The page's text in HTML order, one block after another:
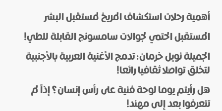
Name
*
أهمية رحلات استكشاف المريخ لمستقبل البشر
المستقبل الحتمي لجوالات سامسونج القابلة للطي!
الجميلة نويل خرمان: تدمج الأغنية العربية بالأجنبية
لتخلق تواصلا ثقافيا رائعا!
هل رأيتم يوما لوحة فنية على رأس إنسان؟ إذاً لم
تتعرفوا بعد إلى مهند!